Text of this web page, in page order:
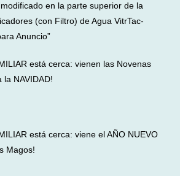
en la parte superior de la
(con Filtro) de Agua VitrTac-
Anuncio”
está cerca: vienen las Novenas
NAVIDAD!
está cerca: viene el AÑO NUEVO
Magos!